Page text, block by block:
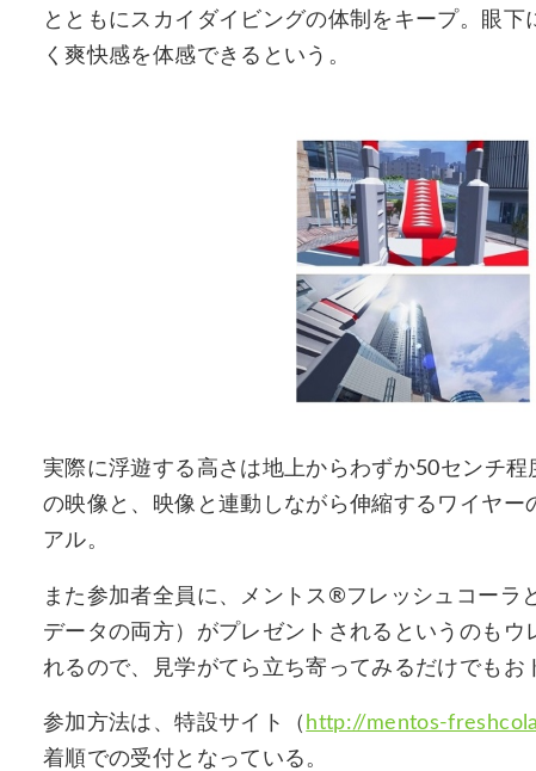
とともにスカイダイビングの体制をキープ。眼
く爽快感を体感できるという。
実際に浮遊する高さは地上からわずか50センチ
の映像と、映像と連動しながら伸縮するワイヤ
アル。
また参加者全員に、メントス®フレッシュコーラ
データの両方）がプレゼントされるというのも
れるので、見学がてら立ち寄ってみるだけでもお
参加方法は、特設サイト（ http://mentos-
着順での受付となっている。